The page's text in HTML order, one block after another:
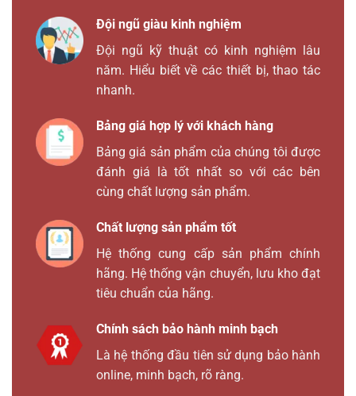
Đội ngũ giàu kinh nghiệm
Đội ngũ kỹ thuật có kinh nghiệm lâu
năm. Hiểu biết về các thiết bị, thao tác
nhanh.
Bảng giá hợp lý với khách hàng
Bảng giá sản phẩm của chúng tôi được
đánh giá là tốt nhất so với các bên
cùng chất lượng sản phẩm.
Chất lượng sản phẩm tốt
Hệ thống cung cấp sản phẩm chính
hãng. Hệ thống vận chuyển, lưu kho đạt
tiêu chuẩn của hãng.
Chính sách bảo hành minh bạch
Là hệ thống đầu tiên sử dụng bảo hành
online, minh bạch, rõ ràng.